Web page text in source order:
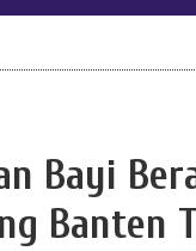
Bayi
Banten